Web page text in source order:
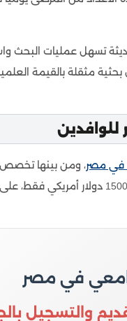
تسهل عمليات البحث
مثقلة بالقيمة
في مصر، ومن بينها تخصص
الدراسة بها تكاد تكون رمزية؛ إذ يدفع الوافد رسوم قيد
في مصر
والتسجيل